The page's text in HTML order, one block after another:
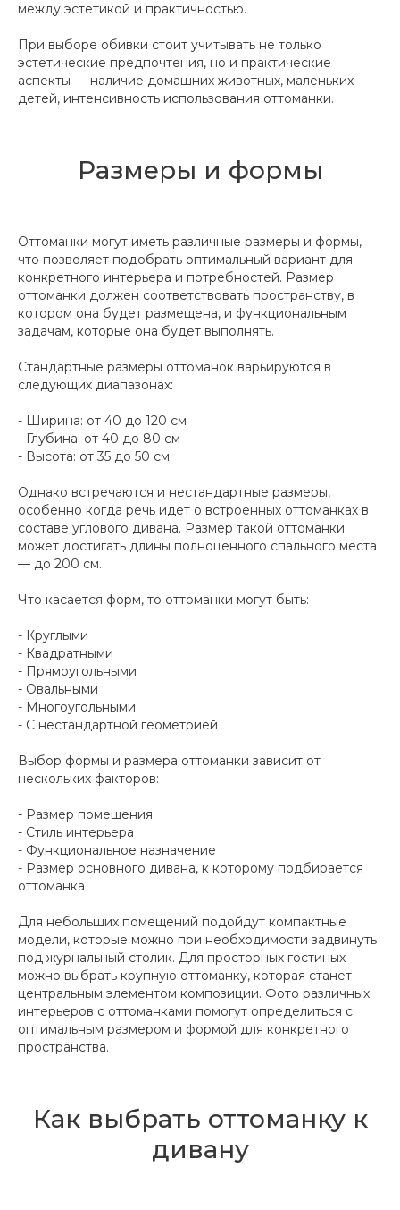
между эстетикой и практичностью.
При выборе обивки стоит учитывать не только
эстетические предпочтения, но и практические
аспекты — наличие домашних животных, маленьких
детей, интенсивность использования оттоманки.
Размеры и формы
Оттоманки могут иметь различные размеры и формы,
что позволяет подобрать оптимальный вариант для
конкретного интерьера и потребностей. Размер
оттоманки должен соответствовать пространству, в
котором она будет размещена, и функциональным
задачам, которые она будет выполнять.
Стандартные размеры оттоманок варьируются в
следующих диапазонах:
- Ширина: от 40 до 120 см
- Глубина: от 40 до 80 см
- Высота: от 35 до 50 см
Однако встречаются и нестандартные размеры,
особенно когда речь идет о встроенных оттоманках в
составе углового дивана. Размер такой оттоманки
может достигать длины полноценного спального места
— до 200 см.
Что касается форм, то оттоманки могут быть:
- Круглыми
- Квадратными
- Прямоугольными
- Овальными
- Многоугольными
- С нестандартной геометрией
Выбор формы и размера оттоманки зависит от
нескольких факторов:
- Размер помещения
- Стиль интерьера
- Функциональное назначение
- Размер основного дивана, к которому подбирается
оттоманка
Для небольших помещений подойдут компактные
модели, которые можно при необходимости задвинуть
под журнальный столик. Для просторных гостиных
можно выбрать крупную оттоманку, которая станет
центральным элементом композиции. Фото различных
интерьеров с оттоманками помогут определиться с
оптимальным размером и формой для конкретного
пространства.
Как выбрать оттоманку к
дивану